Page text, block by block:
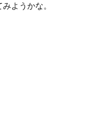
ようかな。